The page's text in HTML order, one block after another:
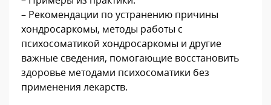
– Рекомендации по устранению причины
хондросаркомы, методы работы с
психосоматикой хондросаркомы и другие
важные сведения, помогающие восстановить
здоровье методами психосоматики без
применения лекарств.